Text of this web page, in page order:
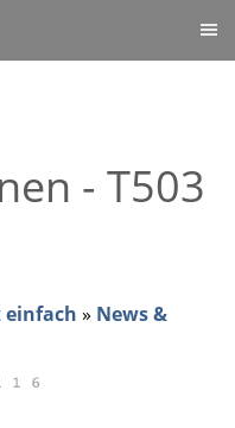
- T503
einfach » News &